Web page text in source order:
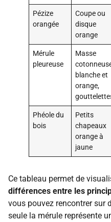
Pézize
orangée
Coupe ou
disque
orange
Mérule
pleureuse
Masse
blanche et
orange,
Phéole du
bois
Petits
chapeaux
orange à
jaune
Ce tableau permet de
différences entre les
vous pouvez rencontrer sur
seule la mérule représente